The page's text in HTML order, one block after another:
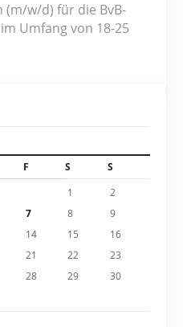
(m/w/d) für die BvB-
Umfang von 18-25
F S
S
1
2
7 8
9
14 15
16
21 22
23
28 29
30